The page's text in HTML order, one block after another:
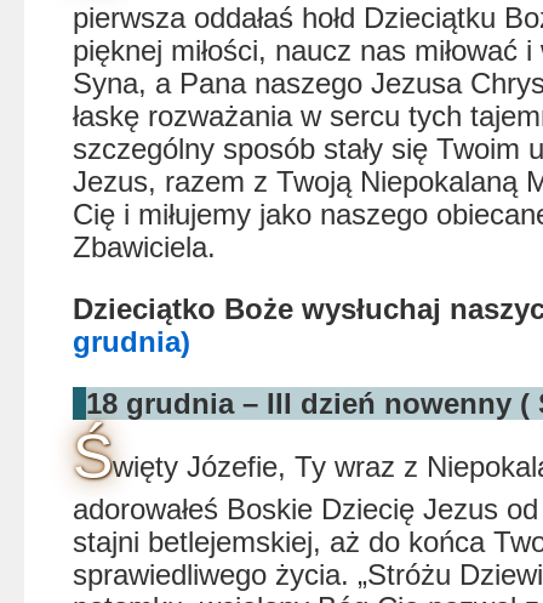
pierwsza oddałaś hołd Dzieciątku
pięknej miłości, naucz nas miłować
Syna, a Pana naszego Jezusa
łaskę rozważania w sercu tych
szczególny sposób stały się Twoim
Jezus, razem z Twoją Niepokalaną
Cię i miłujemy jako naszego
Zbawiciela.
Dzieciątko Boże wysłuchaj
grudnia)
18 grudnia – III dzień nowenny (
Święty Józefie, Ty wraz z
adorowałeś Boskie Dziecię Jezus
stajni betlejemskiej, aż do końca
sprawiedliwego życia. „Stróżu